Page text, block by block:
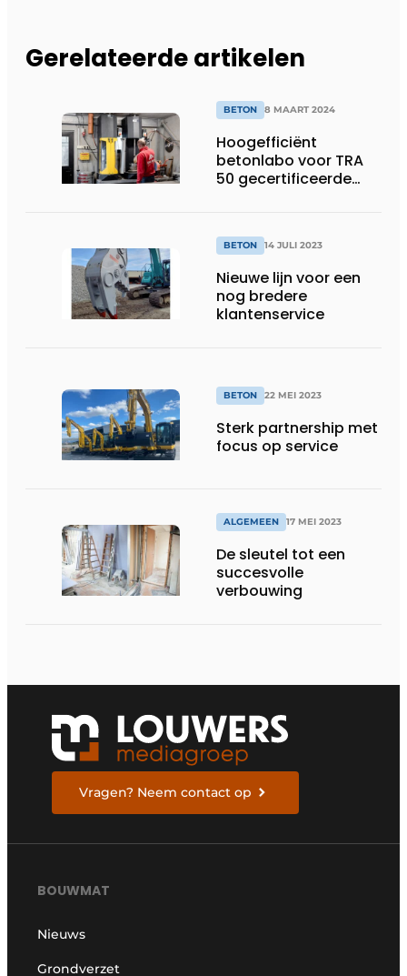
Gerelateerde artikelen
BETON 8 MAART 2024
Hoogefficiënt
betonlabo voor TRA
50 gecertificeerde
BETON 14 JULI 2023
Nieuwe lijn voor een
nog bredere
klantenservice
BETON 22 MEI 2023
Sterk partnership met
focus op service
ALGEMEEN 17 MEI 2023
De sleutel tot een
succesvolle
verbouwing
Vragen? Neem contact op
BOUWMAT
Nieuws
Grondverzet